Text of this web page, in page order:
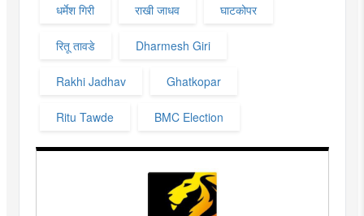
धर्मेश गिरी राखी जाधव घाटकोपर
रितू तावडे Dharmesh Giri
Rakhi Jadhav Ghatkopar
Ritu Tawde BMC Election